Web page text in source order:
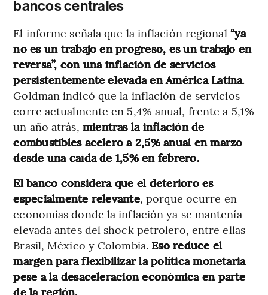
bancos centrales
El informe señala que la inflación regional “ya
no es un trabajo en progreso, es un trabajo en
reversa”, con una inflación de servicios
persistentemente elevada en América Latina.
Goldman indicó que la inflación de servicios
corre actualmente en 5,4% anual, frente a 5,1%
un año atrás, mientras la inflación de
combustibles aceleró a 2,5% anual en marzo
desde una caída de 1,5% en febrero.
El banco considera que el deterioro es
especialmente relevante, porque ocurre en
economías donde la inflación ya se mantenía
elevada antes del shock petrolero, entre ellas
Brasil, México y Colombia. Eso reduce el
margen para flexibilizar la política monetaria
pese a la desaceleración económica en parte
de la región.